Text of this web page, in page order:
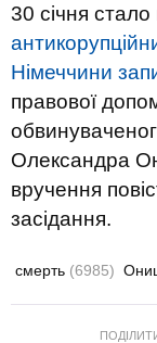
30 січня
Німеччини
правової
Олександра
вручення
засідання.
смерть (6985)